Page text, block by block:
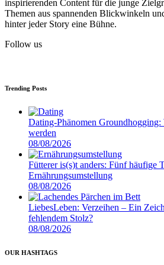
allen
Trockenbügeln, Dampfbügeln,
Dampfstoß, Vertikaldampf,
variable Dampfmenge,
Anti-Kalk-Funktion, Anti-Tropf-
(Bild: © Aldi Nord)
Magnetschloss, abnehmbares
LED-Rücklicht mit modernem
Leuchtbandcharakter in 3
Leuchtstufen (Dauerlicht,
Blinkmodus, Lauflicht),
bedienfreundliches Einhand-
mit Front- und Rücklichtfenster,
verschiedene Farben: weiß, blau
oder lila (Kinder) – ab 19.05.2022,
für je 19,99€ (Bild: © Aldi Süd)
mm (Ø
inspirierenden Content für die junge
Themen aus spannenden Blickwinkeln
hinter jeder Story eine Bühne.
Follow us
Trending Posts
Dating-Phänomen
werden
08/08/2026
Fütterer is(s)t anders: Fünf häufige
Ernährungsumstellung
08/08/2026
LiebesLeben: Verzeihen – Ein
fehlendem Stolz?
08/08/2026
OUR HASHTAGS